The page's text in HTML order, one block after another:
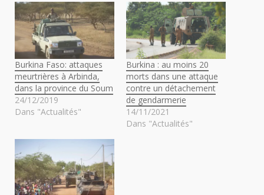
Burkina Faso: attaques
meurtrières à Arbinda,
dans la province du Soum
24/12/2019
Dans "Actualités"
Burkina : au moins 20
morts dans une attaque
contre un détachement
de gendarmerie
14/11/2021
Dans "Actualités"